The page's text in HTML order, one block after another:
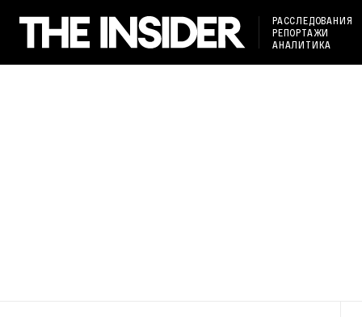
РАССЛЕДОВАНИЯ
РЕПОРТАЖИ
АНАЛИТИКА